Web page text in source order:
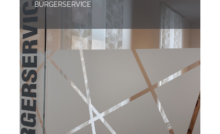
BÜRGERSERVICE